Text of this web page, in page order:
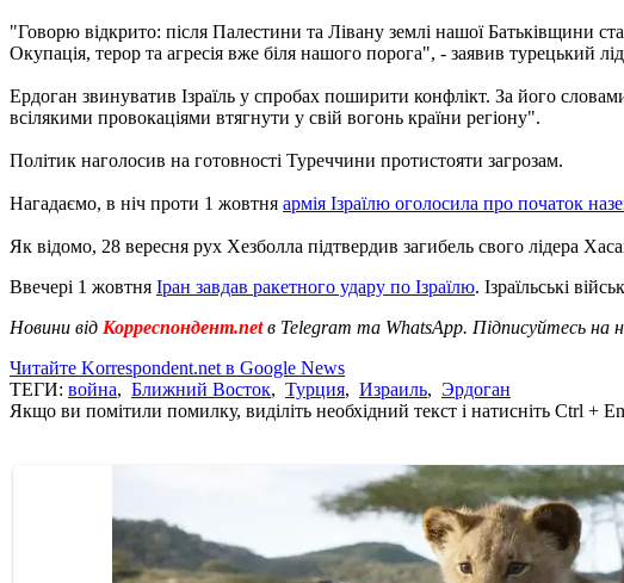
"Говорю відкрито: після Палестини та Лівану землі нашої Батьківщини
Окупація, терор та агресія вже біля нашого порога", - заявив турецький
Ердоган звинуватив Ізраїль у спробах поширити конфлікт. За його
всілякими провокаціями втягнути у свій вогонь країни регіону".
Політик наголосив на готовності Туреччини протистояти загрозам.
Нагадаємо, в ніч проти 1 жовтня армія Ізраїлю оголосила про початок
Як відомо, 28 вересня рух Хезболла підтвердив загибель свого лідера
Ввечері 1 жовтня Іран завдав ракетного удару по Ізраїлю. Ізраїльські
Новини від Корреспондент.netв Telegram та WhatsApp. Підписуйтесь на
Читайте Korrespondent.net в Google News
ТЕГИ: война, Ближний Восток, Турция, Израиль, Эрдоган
Якщо ви помітили помилку, виділіть необхідний текст і натисніть Ctrl +